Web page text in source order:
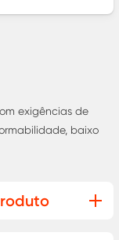
exigências de
baixo